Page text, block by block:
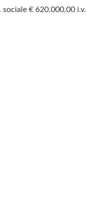
sociale € 620.000,00 i.v.